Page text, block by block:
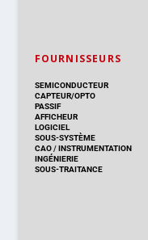
FOURNISSEURS
SEMICONDUCTEUR
CAPTEUR/OPTO
PASSIF
AFFICHEUR
LOGICIEL
SOUS-SYSTÈME
CAO/INSTRUMENTATION
INGÉNIERIE
SOUS-TRAITANCE